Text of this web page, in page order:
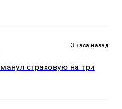
3 часа назад
страховую на три